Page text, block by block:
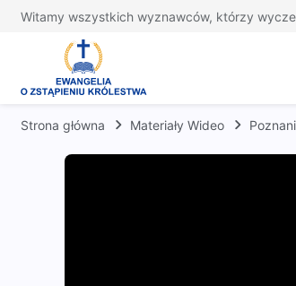
Witamy wszystkich wyznawców, którzy
Strona główna Materiały Wideo